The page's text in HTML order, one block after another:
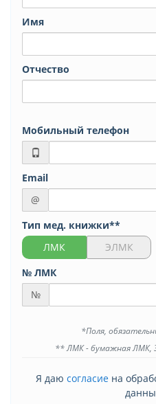
Имя
Отчество
Мобильный телефон
Email
@
Тип мед. книжки**
ЛМК
ЭЛМК
№ ЛМК
№
*Поля,
** ЛМК - бумажная ЛМК,
Я даю согласие на